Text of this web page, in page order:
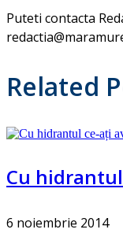
Puteti contacta
Related
Cu
6 noiembrie 2014